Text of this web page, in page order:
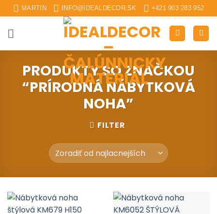
Skip
to
content
MARTIN INFO@IDEALDECOR.SK +421 903 283 952
PRODUKTY SO ZNAČKOU
“PRÍRODNÁ NÁBYTKOVÁ
NOHA”
FILTER